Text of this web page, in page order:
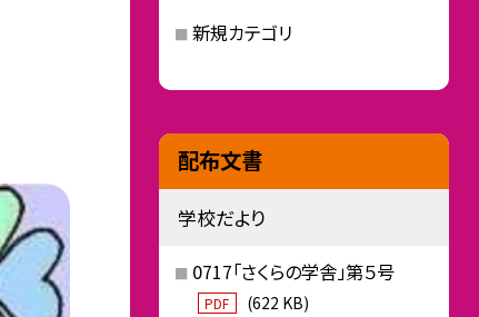
新規カテゴリ
配布文書
学校だより
0717「さくらの学舎」第５号
PDF (622 KB)